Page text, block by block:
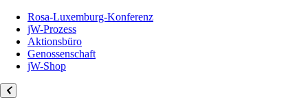
Rosa-Luxemburg-Konferenz
jW-Prozess
Aktionsbüro
Genossenschaft
jW-Shop